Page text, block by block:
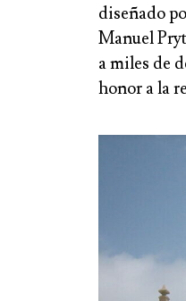
diseñado
Manuel
a miles de
honor a la